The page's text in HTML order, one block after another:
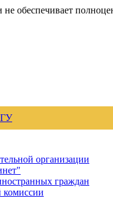
не обеспечивает
организации
граждан